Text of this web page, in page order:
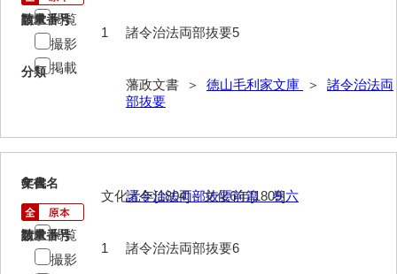
山野懸合録
勘場日記
勤向日帳
御滞京日記
請求番号
諸令治法両部抜要5
分類
藩政文書 ＞ 徳山毛利家文庫 ＞ 諸令治法両
部抜要
数量
1
閲覧
撮影
掲載
6
文書名
諸令治法両部抜要前篇 巻六
請求番号
諸令治法両部抜要6
年代
文化元年[1804]～文化6年[1809]
数量
1
閲覧
撮影